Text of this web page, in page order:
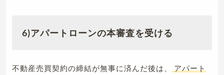
6)アパートローンの本審査を受ける
不動産売買契約の締結が無事に済んだ後は、
アパート